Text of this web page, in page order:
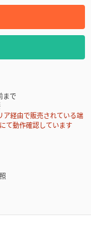
まで
経由で販売されている端
て動作確認しています